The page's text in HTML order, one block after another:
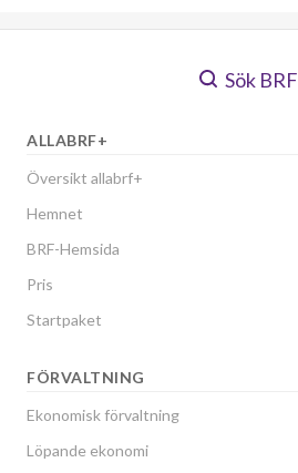
Sök BRF
ALLABRF+
Översikt allabrf+
Hemnet
BRF-Hemsida
Pris
Startpaket
FÖRVALTNING
Ekonomisk förvaltning
Löpande ekonomi